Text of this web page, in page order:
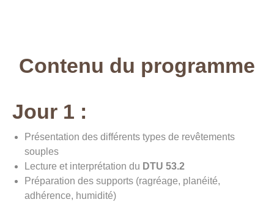
Contenu du programme
Jour 1 :
Présentation des différents types de revêtements
souples
Lecture et interprétation du DTU 53.2
Préparation des supports (ragréage, planéité,
adhérence, humidité)